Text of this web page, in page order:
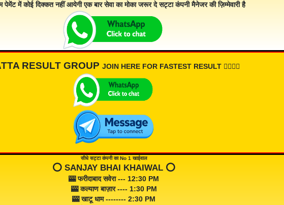
पेमेंट में कोई दिक्कत नहीं आयेगी एक बार सेवा का मोका जरूर दे सट्टा कंपनी मैनेजर की ज़िम्मेवारी है
RESULT GROUP JOIN HERE FOR FASTEST RESULT 👇🏾👇🏾
सीधे सट्टा कंपनी का No 1 खाईवाल
⭕️ SANJAY BHAI KHAIWAL ⭕️
🎰 फरीदाबाद सवेरा --- 12:30 PM
🎰 कल्याण बाज़ार ---- 1:30 PM
🎰 खाटू धाम -------- 2:30 PM